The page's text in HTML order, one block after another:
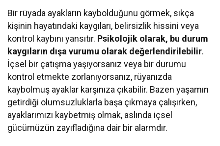
Bir rüyada ayakların kaybolduğunu görmek, sıkça
kişinin hayatındaki kaygıları, belirsizlik hissini veya
kontrol kaybını yansıtır. Psikolojik olarak, bu durum
kaygıların dışa vurumu olarak değerlendirilebilir.
İçsel bir çatışma yaşıyorsanız veya bir durumu
kontrol etmekte zorlanıyorsanız, rüyanızda
kaybolmuş ayaklar karşınıza çıkabilir. Bazen yaşamın
getirdiği olumsuzluklarla başa çıkmaya çalışırken,
ayaklarımızı kaybetmiş olmak, aslında içsel
gücümüzün zayıfladığına dair bir alarmdır.